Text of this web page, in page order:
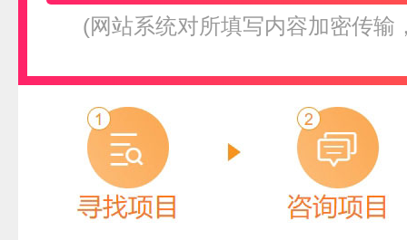
(网站系统对所填写内容加密传输
旭峰通风
预算参考：
联系人 加盟地区